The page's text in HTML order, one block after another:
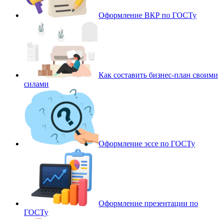
Оформление ВКР по ГОСТу
Как составить бизнес-план своими
силами
Оформление эссе по ГОСТу
Оформление презентации по
ГОСТу